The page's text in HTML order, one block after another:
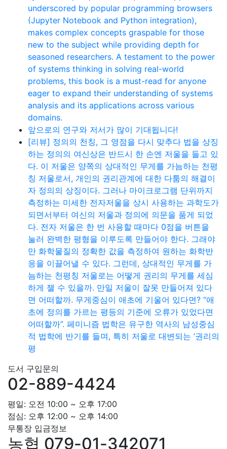
underscored by popular programming browsers
(Jupyter Notebook and Python integration),
makes complex concepts graspable for those
new to the subject while providing depth for
seasoned researchers. A testament to the power
of systems thinking in solving real-world
problems, this book is a must-read for anyone
eager to expand their understanding of systems
analysis and its applications across various
domains.
앞으로의 연구와 저서가 많이 기대됩니다!
[리뷰] 정의의 천칭, 그 영점을 다시 맞추다 법을 상징
하는 정의의 여신상은 반드시 한 손엔 저울을 들고 있
다. 이 저울은 양쪽의 상대적인 무게를 가늠하는 천평
칭 저울로서, 개인의 권리관계에 대한 다툼의 해결이
자 정의의 상징이다. 그러나 마이크로그램 단위까지
측정하는 미세한 전자저울을 상시 사용하는 과학도가
되면서부터 여신의 저울과 정의에 의문을 품게 되었
다. 전자 저울은 한 번 사용할 때마다 0점을 버튼을
눌러 완벽한 평형을 이루도록 만들어야 한다. 그래야
만 화학물질의 정확한 값을 측정하여 원하는 화학반
응을 이끌어낼 수 있다. 그런데, 상대적인 무게를 가
늠하는 천평칭 저울로는 어떻게 권리의 무게를 세심
하게 잴 수 있을까. 만일 저울이 잘못 만들어져 있다
면 어떠할까. 무게중심이 애초에 기울어 있다면? “애
초에 정의를 가르는 평등의 기준에 오류가 있었다면
어떠할까”. 페미니즘 법학은 유구한 역사의 남성중심
적 법학에 반기를 들며, 특히 저울로 대변되는 ‘권리의
평
도서 구입문의
02-889-4424
평일: 오전 10:00 ~ 오후 17:00
점심: 오후 12:00 ~ 오후 14:00
무통장 입금정보
농협 079-01-342071